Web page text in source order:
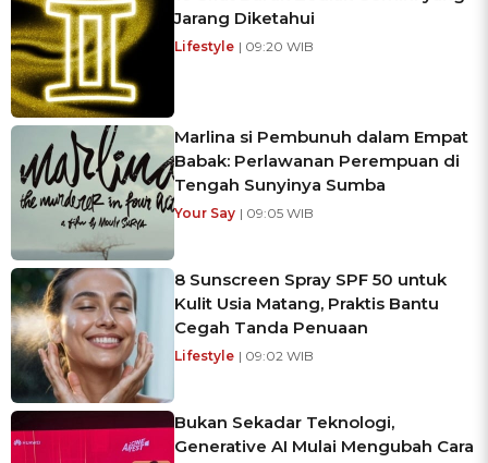
Jarang Diketahui
Lifestyle | 09:20 WIB
Marlina si Pembunuh dalam Empat
Babak: Perlawanan Perempuan di
Tengah Sunyinya Sumba
Your Say | 09:05 WIB
8 Sunscreen Spray SPF 50 untuk
Kulit Usia Matang, Praktis Bantu
Cegah Tanda Penuaan
Lifestyle | 09:02 WIB
Bukan Sekadar Teknologi,
Generative AI Mulai Mengubah Cara